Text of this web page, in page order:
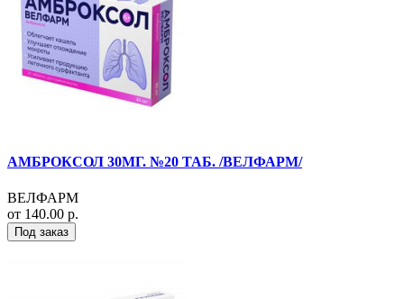
АМБРОКСОЛ 30МГ. №20 ТАБ. /ВЕЛФАРМ/
ВЕЛФАРМ
от 140.00 р.
Под заказ